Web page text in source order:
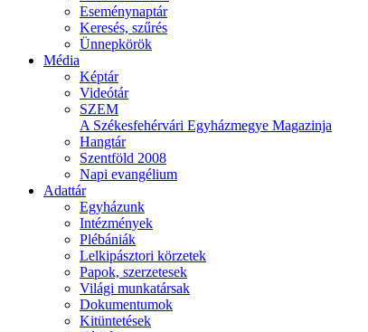
Eseménynaptár
Keresés, szűrés
Ünnepkörök
Média
Képtár
Videótár
SZEM
A Székesfehérvári Egyházmegye Magazinja
Hangtár
Szentföld 2008
Napi evangélium
Adattár
Egyházunk
Intézmények
Plébániák
Lelkipásztori körzetek
Papok, szerzetesek
Világi munkatársak
Dokumentumok
Kitüntetések